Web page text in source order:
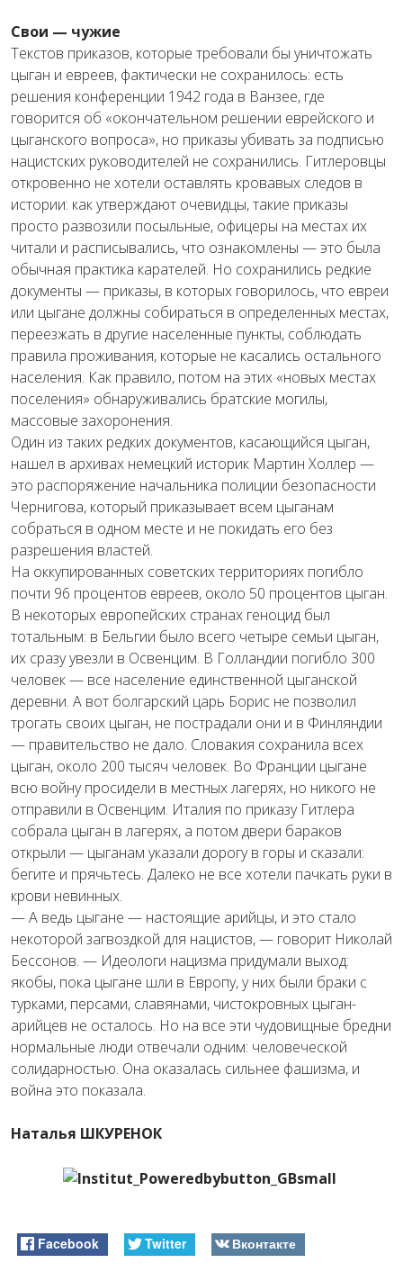
Свои — чужие
Текстов приказов, которые требовали бы уничтожать
цыган и евреев, фактически не сохранилось: есть
решения конференции 1942 года в Ванзее, где
говорится об «окончательном решении еврейского и
цыганского вопроса», но приказы убивать за подписью
нацистских руководителей не сохранились. Гитлеровцы
откровенно не хотели оставлять кровавых следов в
истории: как утверждают очевидцы, такие приказы
просто развозили посыльные, офицеры на местах их
читали и расписывались, что ознакомлены — это была
обычная практика карателей. Но сохранились редкие
документы — приказы, в которых говорилось, что евреи
или цыгане должны собираться в определенных местах,
переезжать в другие населенные пункты, соблюдать
правила проживания, которые не касались остального
населения. Как правило, потом на этих «новых местах
поселения» обнаруживались братские могилы,
массовые захоронения.
Один из таких редких документов, касающийся цыган,
нашел в архивах немецкий историк Мартин Холлер —
это распоряжение начальника полиции безопасности
Чернигова, который приказывает всем цыганам
собраться в одном месте и не покидать его без
разрешения властей.
На оккупированных советских территориях погибло
почти 96 процентов евреев, около 50 процентов цыган.
В некоторых европейских странах геноцид был
тотальным: в Бельгии было всего четыре семьи цыган,
их сразу увезли в Освенцим. В Голландии погибло 300
человек — все население единственной цыганской
деревни. А вот болгарский царь Борис не позволил
трогать своих цыган, не пострадали они и в Финляндии
— правительство не дало. Словакия сохранила всех
цыган, около 200 тысяч человек. Во Франции цыгане
всю войну просидели в местных лагерях, но никого не
отправили в Освенцим. Италия по приказу Гитлера
собрала цыган в лагерях, а потом двери бараков
открыли — цыганам указали дорогу в горы и сказали:
бегите и прячьтесь. Далеко не все хотели пачкать руки в
крови невинных.
— А ведь цыгане — настоящие арийцы, и это стало
некоторой загвоздкой для нацистов, — говорит Николай
Бессонов. — Идеологи нацизма придумали выход:
якобы, пока цыгане шли в Европу, у них были браки с
турками, персами, славянами, чистокровных цыган-
арийцев не осталось. Но на все эти чудовищные бредни
нормальные люди отвечали одним: человеческой
солидарностью. Она оказалась сильнее фашизма, и
война это показала.
Наталья ШКУРЕНОК
Facebook Twitter Вконтакте